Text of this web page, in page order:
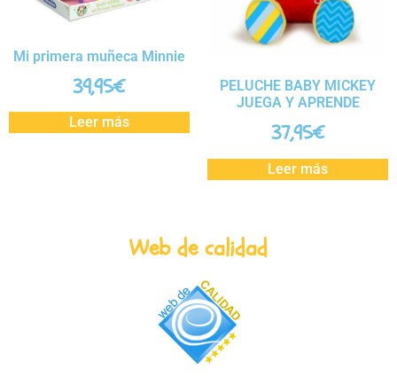
Mi primera muñeca Minnie
39,95€
Leer más
PELUCHE BABY MICKEY
JUEGA Y APRENDE
37,95€
Leer más
Web de calidad